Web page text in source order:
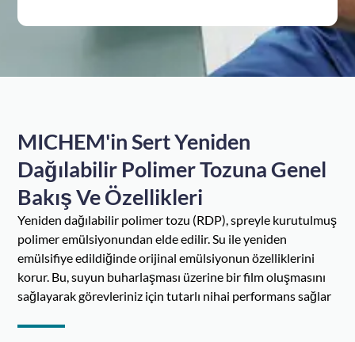
MICHEM'in Sert Yeniden
Dağılabilir Polimer Tozuna Genel
Bakış Ve Özellikleri
Yeniden dağılabilir polimer tozu (RDP), spreyle kurutulmuş
polimer emülsiyonundan elde edilir. Su ile yeniden
emülsifiye edildiğinde orijinal emülsiyonun özelliklerini
korur. Bu, suyun buharlaşması üzerine bir film oluşmasını
sağlayarak görevleriniz için tutarlı nihai performans sağlar